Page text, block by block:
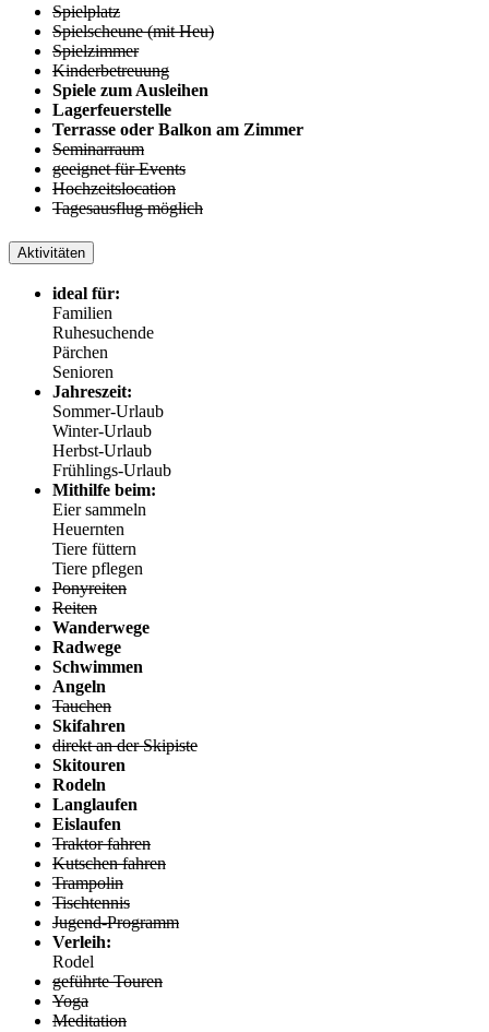
Spielplatz
Spielscheune (mit Heu)
Spielzimmer
Kinderbetreuung
Spiele zum Ausleihen
Lagerfeuerstelle
Terrasse oder Balkon am Zimmer
Seminarraum
geeignet für Events
Hochzeitslocation
Tagesausflug möglich
Aktivitäten
ideal für:
Familien
Ruhesuchende
Pärchen
Senioren
Jahreszeit:
Sommer-Urlaub
Winter-Urlaub
Herbst-Urlaub
Frühlings-Urlaub
Mithilfe beim:
Eier sammeln
Heuernten
Tiere füttern
Tiere pflegen
Ponyreiten
Reiten
Wanderwege
Radwege
Schwimmen
Angeln
Tauchen
Skifahren
direkt an der Skipiste
Skitouren
Rodeln
Langlaufen
Eislaufen
Traktor fahren
Kutschen fahren
Trampolin
Tischtennis
Jugend-Programm
Verleih:
Rodel
geführte Touren
Yoga
Meditation